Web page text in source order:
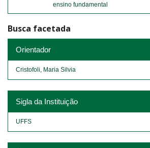
ensino fundamental
Busca facetada
Orientador
Cristofoli, Maria Silvia
Sigla da Instituição
UFFS